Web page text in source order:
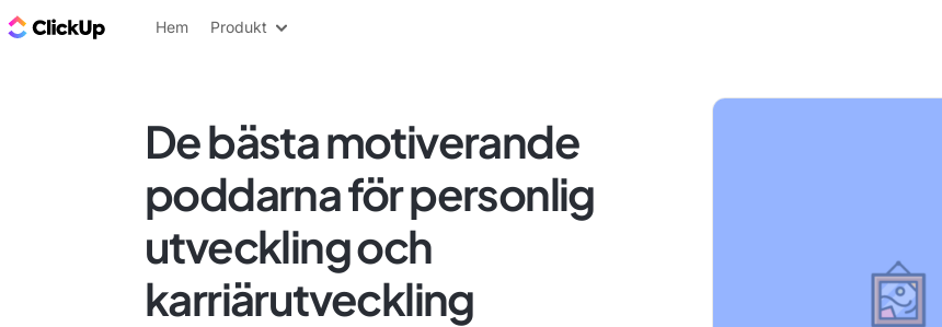
ClickUp-bloggen
Hem Produkt
De bästa motiverande
poddarna för personlig
utveckling och
karriärutveckling